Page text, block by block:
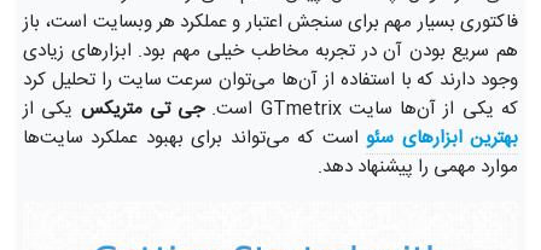
فاکتوری بسیار مهم برای سنجش اعتبار و عملکرد هر وبسایت است، باز
هم سریع بودن آن در تجربه مخاطب خیلی مهم بود. ابزارهای زیادی
وجود دارند که با استفاده از آن‌ها می‌توان سرعت سایت را تحلیل کرد
که یکی از آن‌ها سایت GTmetrix است.
جی تی متریکس یکی از
بهترین ابزارهای سئواست که می‌تواند برای بهبود عملکرد سایت‌ها
موارد مهمی را پیشنهاد دهد.